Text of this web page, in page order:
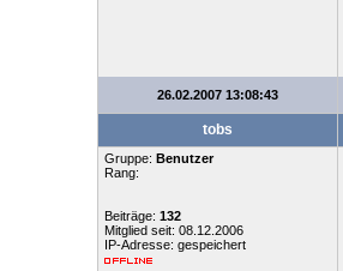
26.02.2007 13:08:43
tobs
Gruppe: Benutzer
Rang:
Beiträge: 132
Mitglied seit: 08.12.2006
IP-Adresse: gespeichert